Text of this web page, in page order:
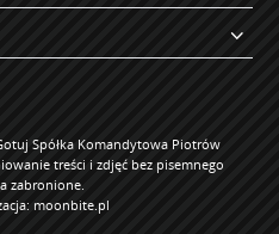
Spółka Komandytowa Piotrów
treści i zdjęć bez pisemnego
zabronione.
moonbite.pl